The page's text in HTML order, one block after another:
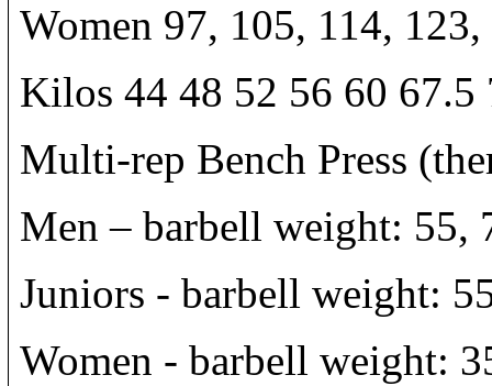
Women 97, 105, 114,
Kilos 44 48 52 56 60 67.5
Multi-rep Bench Press
Men – barbell weight: 55,
Juniors - barbell weight:
Women - barbell weight: